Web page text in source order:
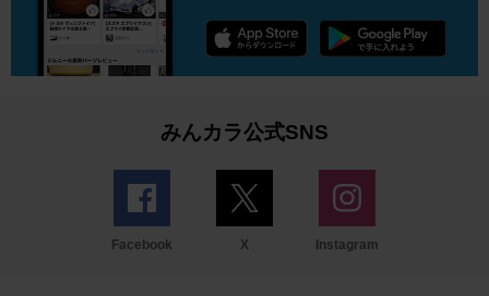
みんカラ公式SNS
Facebook X Instagram